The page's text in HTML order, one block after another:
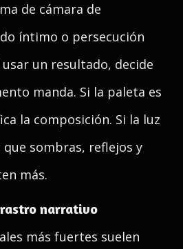
de cámara de
íntimo o persecución
un resultado, decide
manda. Si la paleta es
la composición. Si la luz
que sombras, reflejos y
más.
narrativo
más fuertes suelen